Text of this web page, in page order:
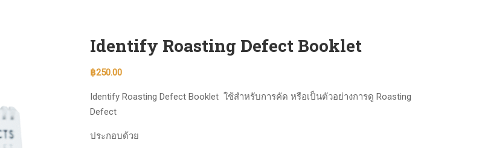
Identify Roasting Defect Booklet
฿250.00
Identify Roasting Defect Booklet ใช้สำหรับการคัด หรือเป็นตัวอย่างการดู Roasting
Defect
ประกอบด้วย